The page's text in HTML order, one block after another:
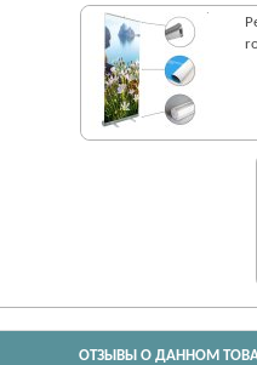
ОТЗЫВЫ О ДАННОМ